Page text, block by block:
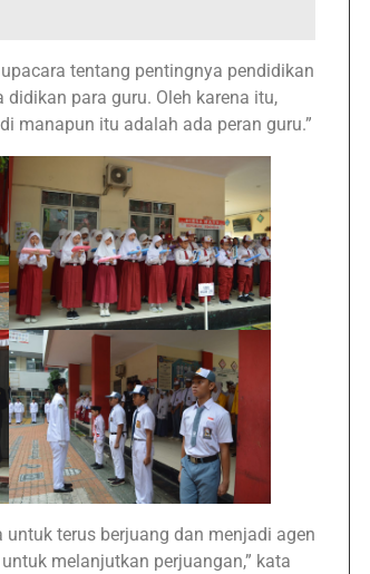
tentang pentingnya pendidikan
para guru. Oleh karena itu,
manapun itu adalah ada peran guru.”
terus berjuang dan menjadi agen
melanjutkan perjuangan,” kata